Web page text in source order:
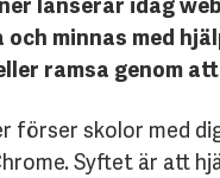
lanserar idag
minnas med
ramsa genom
förser skolor med
Syftet är att